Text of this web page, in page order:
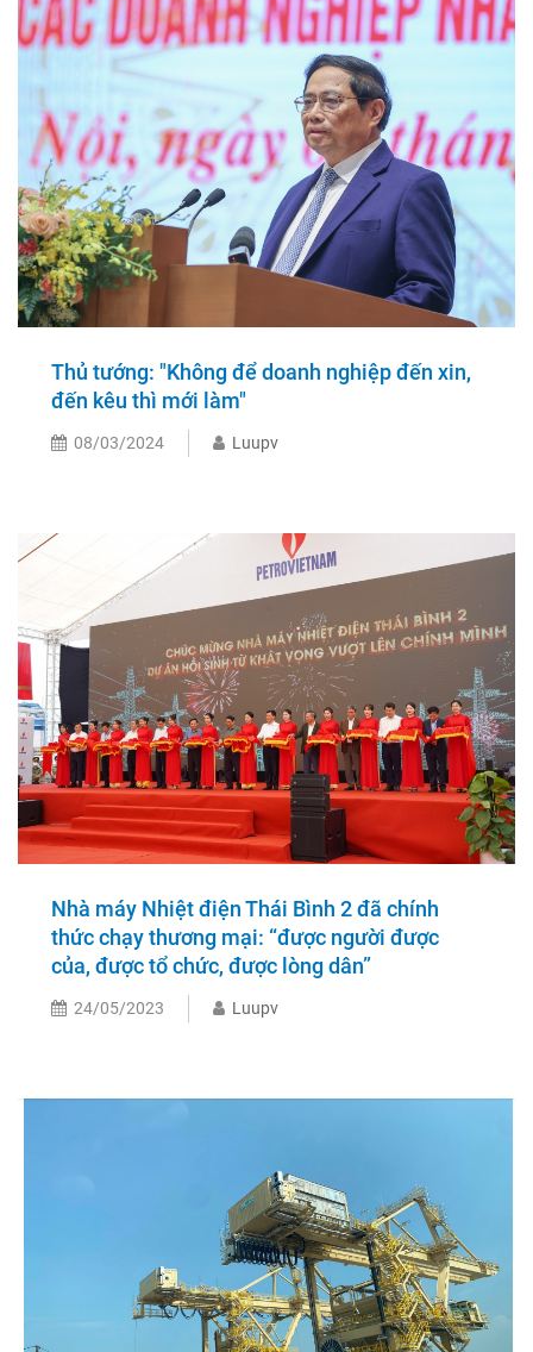
Thủ tướng: "Không để doanh nghiệp đến xin,
đến kêu thì mới làm"
08/03/2024 Luupv
Nhà máy Nhiệt điện Thái Bình 2 đã chính
thức chạy thương mại: “được người được
của, được tổ chức, được lòng dân”
24/05/2023 Luupv